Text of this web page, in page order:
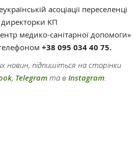
асоціації переселенці
директорки КП
медико-санітарної допомоги»
+38 095 034 40 75.
новин, підпишіться на сторінки
, Telegram та в Instagram